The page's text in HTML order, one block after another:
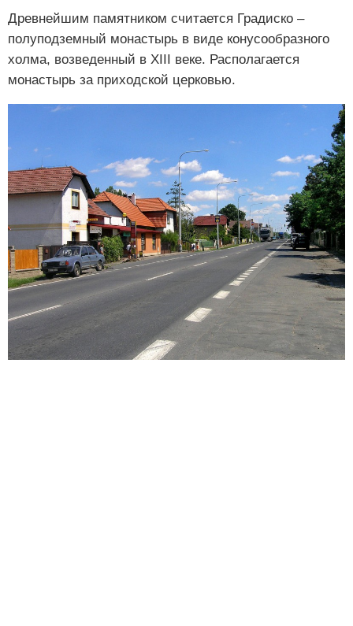
Древнейшим памятником считается Градиско –
полуподземный монастырь в виде конусообразного
холма, возведенный в XIII веке. Располагается
монастырь за приходской церковью.